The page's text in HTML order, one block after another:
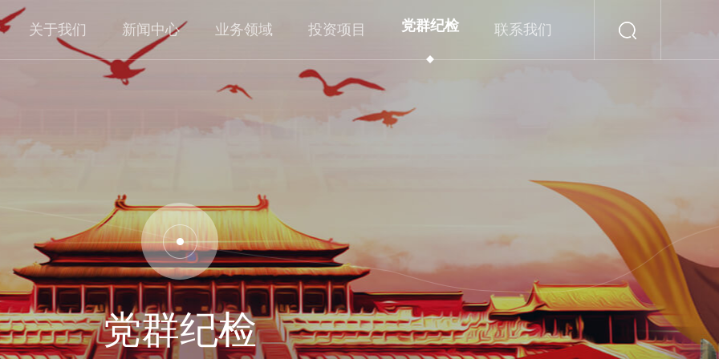
关于我们
企业文化
新闻中心
企业动态
资讯看点
政策法规
业务领域
业务板块
投资全览
投资项目
重大产业项目
党群纪检
党章党规
党风廉政
主题活动
联系我们
党群纪检